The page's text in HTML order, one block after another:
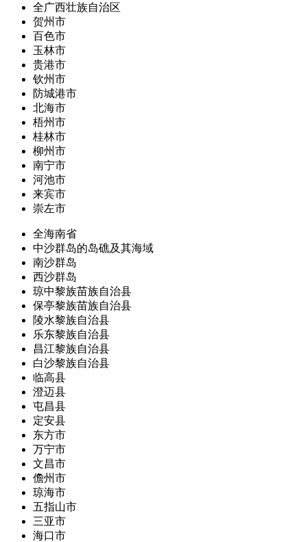
全广西壮族自治区
贺州市
百色市
玉林市
贵港市
钦州市
防城港市
北海市
梧州市
桂林市
柳州市
南宁市
河池市
来宾市
崇左市
全海南省
中沙群岛的岛礁及其海域
南沙群岛
西沙群岛
琼中黎族苗族自治县
保亭黎族苗族自治县
陵水黎族自治县
乐东黎族自治县
昌江黎族自治县
白沙黎族自治县
临高县
澄迈县
屯昌县
定安县
东方市
万宁市
文昌市
儋州市
琼海市
五指山市
三亚市
海口市